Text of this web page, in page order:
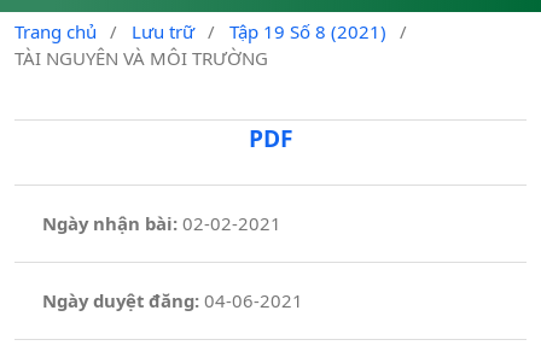
Trang chủ / Lưu trữ / Tập 19 Số 8 (2021)
/
TÀI NGUYÊN VÀ MÔI TRƯỜNG
PDF
Ngày nhận bài: 02-02-2021
Ngày duyệt đăng:04-06-2021